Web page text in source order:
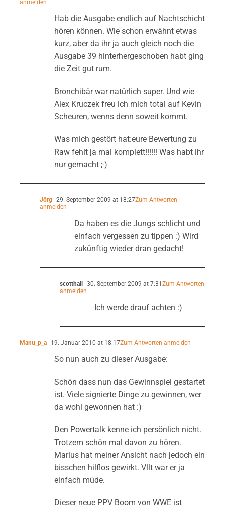
anmelden
Hab die Ausgabe endlich auf Nachtschicht
hören können. Wie schon erwähnt etwas
kurz, aber da ihr ja auch gleich noch die
Ausgabe 39 hinterhergeschoben habt ging
die Zeit gut rum.
Bronchibär war natürlich super. Und wie
Alex Kruczek freu ich mich total auf Kevin
Scheuren, wenns denn soweit kommt.
Was mich gestört hat:eure Bewertung zu
Raw fehlt ja mal komplett!!!!!! Was habt ihr
nur gemacht ;-)
Jörg 29. September 2009 at 18:27Zum Antworten
anmelden
Da haben es die Jungs schlicht und
einfach vergessen zu tippen :) Wird
zukünftig wieder dran gedacht!
scotthall 30. September 2009 at 7:31Zum Antworten
anmelden
Ich werde drauf achten :)
Manu_p_a 19. Januar 2010 at 18:17Zum Antworten anmelden
So nun auch zu dieser Ausgabe:
Schön dass nun das Gewinnspiel gestartet
ist. Viele signierte Dinge zu gewinnen, wer
da wohl gewonnen hat :)
Den Powertalk kenne ich persönlich nicht.
Trotzem schön mal davon zu hören.
Marius hat meiner Ansicht nach jedoch ein
bisschen hilflos gewirkt. Vllt war er ja
einfach müde.
Dieser neue PPV Boom von WWE ist